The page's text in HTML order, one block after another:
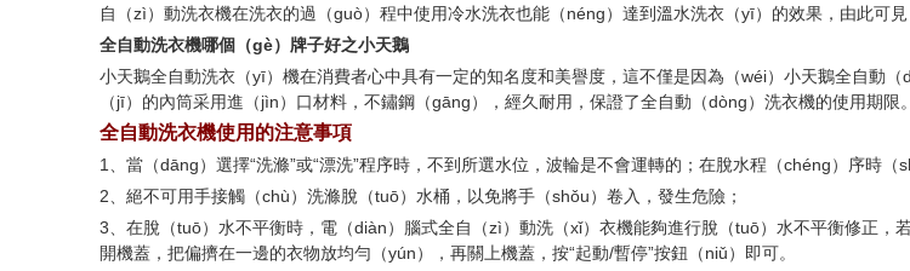
自（zì）動洗衣機在洗衣的過（guò）程中使用冷水洗衣也能（néng）達到溫水洗衣（yī）的效果，由此可
全自動洗衣機哪個（gè）牌子好之小天鵝
小天鵝全自動洗衣（yī）機在消費者心中具有一定的知名度和美譽度，這不僅是因為（wéi）小天鵝全自動
（jī）的內筒采用進（jìn）口材料，不鏽鋼（gāng），經久耐用，保證了全自動（dòng）洗衣機的使用期限。
全自動洗衣機使用的注意事項
1、當（dāng）選擇“洗滌”或“漂洗”程序時，不到所選水位，波輪是不會運轉的；在脫水程（chéng）序時
2、絕不可用手接觸（chù）洗滌脫（tuō）水桶，以免將手（shǒu）卷入，發生危險；
3、在脫（tuō）水不平衡時，電（diàn）腦式全自（zì）動洗（xǐ）衣機能夠進行脫（tuō）水不平衡修正
開機蓋，把偏擠在一邊的衣物放均勻（yún），再關上機蓋，按“起動/暫停”按鈕（niǔ）即可。